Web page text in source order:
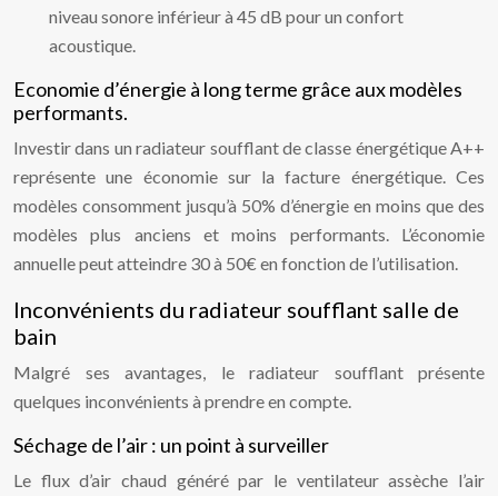
niveau sonore inférieur à 45 dB pour un confort
acoustique.
Economie d’énergie à long terme grâce aux modèles
performants.
Investir dans un radiateur soufflant de classe énergétique A++
représente une économie sur la facture énergétique. Ces
modèles consomment jusqu’à 50% d’énergie en moins que des
modèles plus anciens et moins performants. L’économie
annuelle peut atteindre 30 à 50€ en fonction de l’utilisation.
Inconvénients du radiateur soufflant salle de
bain
Malgré ses avantages, le radiateur soufflant présente
quelques inconvénients à prendre en compte.
Séchage de l’air : un point à surveiller
Le flux d’air chaud généré par le ventilateur assèche l’air